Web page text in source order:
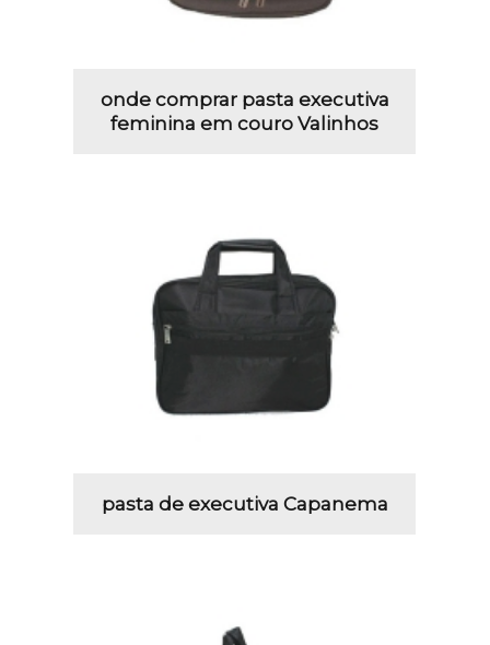
onde comprar pasta executiva
feminina em couro Valinhos
pasta de executiva Capanema